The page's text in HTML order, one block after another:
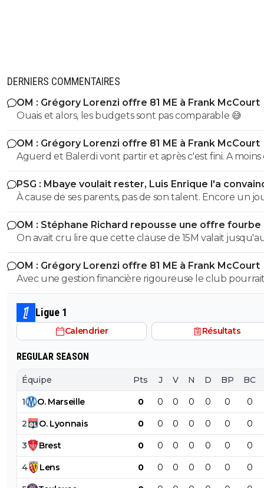
DERNIERS COMMENTAIRES
OM : Grégory Lorenzi offre 81 ME à Frank McCourt
Ouais et alors, les budgets sont pas comparable 😅
OM : Grégory Lorenzi offre 81 ME à Frank McCourt
Aguerd et Balerdi vont partir et après c'est fini. A moins d'une
offre irrefusable. Avec ça on va arriver a a peu près a
avec les salaires économisés
PSG : Mbaye voulait rester, Luis Enrique l'a
À cause de ses parents, pas de son talent. Encore un
avec entourage nocif.
OM : Stéphane Richard repousse une offre fourbe
Aguerd
On avait cru lire que cette clause de 15M valait
juillet. ?
OM : Grégory Lorenzi offre 81 ME à Frank McCourt
Avec une gestion financière rigoureuse le club
envisager une capitalisation supérieure au 1,2 milliards
comme base de négociation avec l’Arabie Saoudite!
Ligue 1
Calendrier Résultats
REGULAR SEASON
Équipe Pts J V N D BP BC
1 O. Marseille 0 0 0 0 0 0 0
2 O. Lyonnais 0 0 0 0 0 0 0
3 Brest 0 0 0 0 0 0 0
4 Lens 0 0 0 0 0 0 0